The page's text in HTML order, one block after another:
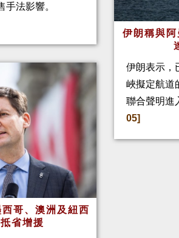
手法影響。
哥、澳洲及紐西
省增援
伊朗稱與
伊朗表示，
峽擬定航道
聯合聲明進
05]